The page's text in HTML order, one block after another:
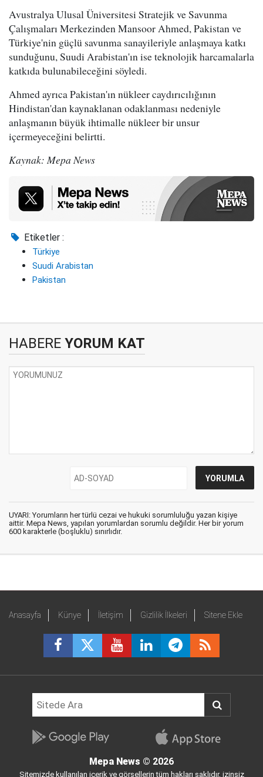
Avustralya Ulusal Üniversitesi Stratejik ve Savunma
Çalışmaları Merkezinden Mansoor Ahmed, Pakistan ve
Türkiye'nin güçlü savunma sanayileriyle anlaşmaya katkı
sunduğunu, Suudi Arabistan'ın ise teknolojik harcamalarla
katkıda bulunabileceğini söyledi.
Ahmed ayrıca Pakistan'ın nükleer caydırıcılığının
Hindistan'dan kaynaklanan odaklanması nedeniyle
anlaşmanın büyük ihtimalle nükleer bir unsur
içermeyeceğini belirtti.
Kaynak: Mepa News
Etiketler :
Türkiye
Suudi Arabistan
Pakistan
HABERE YORUM KAT
UYARI: Yorumların her türlü cezai ve hukuki sorumluluğu yazan kişiye
aittir. Mepa News, yapılan yorumlardan sorumlu değildir. Her bir yorum
600 karakterle (boşluklu) sınırlıdır.
Anasayfa Künye İletişim Gizlilik İlkeleri Sitene Ekle
Mepa News © 2026
Sitemizde kullanılan içerik ve görsellerin tüm hakları saklıdır, izinsiz